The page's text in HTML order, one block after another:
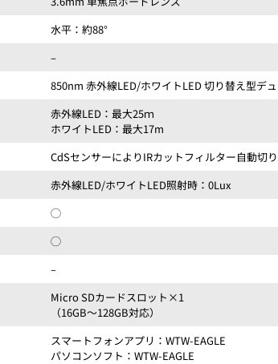
水平：約88°
–
850nm 赤外線LED/ホワイトLED 切り替え型デ
赤外線LED：最大25ｍ
ホワイトLED：最大17m
CdSセンサーによりIRカットフィルター自動切
赤外線LED/ホワイトLED照射時：0Lux
◯
◯
–
Micro SDカードスロット×1
（16GB～128GB対応）
スマートフォンアプリ：WTW-EAGLE
パソコンソフト：WTW-EAGLE